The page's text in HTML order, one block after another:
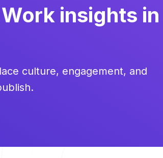
insights in
culture, engagement, and